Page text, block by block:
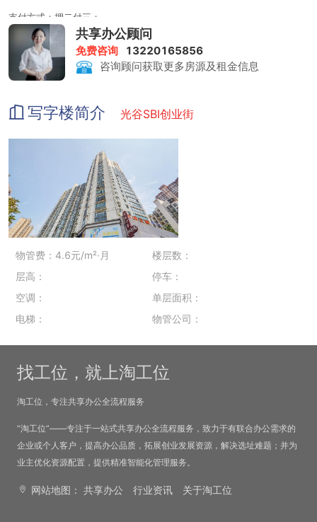
支付方式：押二付三；
租金包含：水、电、物业、空调、网络、家具、保洁、茶水、咖啡等；
共享办公顾问
免费咨询
13220165856
咨询顾问获取更多房源及租金信息
写字楼简介 光谷SBI创业街
物管费：4.6元/m²·月
层高：
空调：
电梯：
楼层数：
停车：
单层面积：
物管公司：
找工位，就上淘工位
淘工位，专注共享办公全流程服务
“淘工位”——专注于一站式共享办公全流程服务，致力于有联合办公需求的
企业或个人客户，提高办公品质，拓展创业发展资源，解决选址难题；并为
业主优化资源配置，提供精准智能化管理服务。
网站地图： 共享办公 行业资讯 关于淘工位